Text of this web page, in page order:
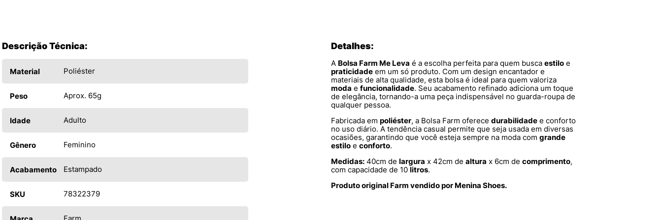
Descrição Técnica:
Material Poliéster
Peso Aprox. 65g
Idade Adulto
Gênero Feminino
Acabamento Estampado
SKU 78322379
Farm
Detalhes:
A Bolsa Farm Me Leva é a escolha perfeita para quem busca estilo e
praticidade em um só produto. Com um design encantador e
materiais de alta qualidade, esta bolsa é ideal para quem valoriza
moda e funcionalidade. Seu acabamento refinado adiciona um toque
de elegância, tornando-a uma peça indispensável no guarda-roupa de
qualquer pessoa.
Fabricada em poliéster, a Bolsa Farm oferece durabilidade e conforto
no uso diário. A tendência casual permite que seja usada em diversas
ocasiões, garantindo que você esteja sempre na moda com grande
estilo e conforto.
Medidas: 40cm de largura x 42cm de altura x 6cm de comprimento,
com capacidade de 10 litros.
Produto original Farm vendido por Menina Shoes.